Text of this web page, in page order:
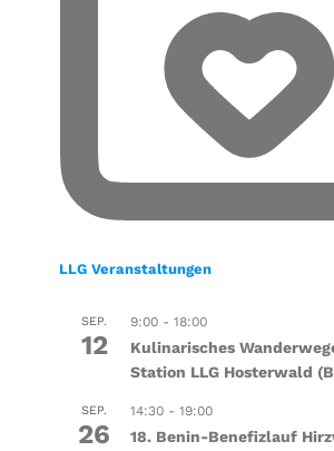
LLG Veranstaltungen
SEP.
12
9:00- 18:00
Kulinarisches
Station LLG Hosterwald
SEP.
26
14:30- 19:00
18. Benin-Benefizlauf